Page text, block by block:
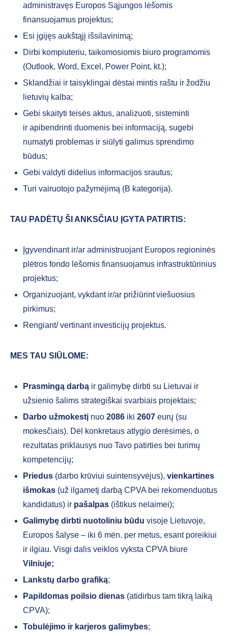
administravęs Europos Sąjungos lėšomis
finansuojamus projektus;
Esi įgijęs aukštąjį išsilavinimą;
Dirbi kompiuteriu, taikomosiomis biuro programomis
(Outlook, Word, Excel, Power Point, kt.);
Sklandžiai ir taisyklingai dėstai mintis raštu ir žodžiu
lietuvių kalba;
Gebi skaityti teisės aktus, analizuoti, sisteminti
ir apibendrinti duomenis bei informaciją, sugebi
numatyti problemas ir siūlyti galimus sprendimo
būdus;
Gebi valdyti didelius informacijos srautus;
Turi vairuotojo pažymėjimą (B kategorija).
TAU PADĖTŲ ŠI ANKSČIAU ĮGYTA PATIRTIS:
Įgyvendinant ir/ar administruojant Europos regioninės
plėtros fondo lėšomis finansuojamus infrastruktūrinius
projektus;
Organizuojant, vykdant ir/ar prižiūrint viešuosius
pirkimus;
Rengiant/ vertinant investicijų projektus.
MES TAU SIŪLOME:
Prasmingą darbą ir galimybę dirbti su Lietuvai ir
užsienio šalims strategiškai svarbiais projektais;
Darbo užmokestį nuo 2086 iki 2607 eurų (su
mokesčiais). Dėl konkretaus atlygio derėsimės, o
rezultatas priklausys nuo Tavo patirties bei turimų
kompetencijų;
Priedus (darbo krūviui suintensyvėjus), vienkartines
išmokas (už ilgametį darbą CPVA bei rekomenduotus
kandidatus) ir pašalpas (ištikus nelaimei);
Galimybę dirbti nuotoliniu būdu visoje Lietuvoje,
Europos šalyse – iki 6 mėn. per metus, esant poreikiui
ir ilgiau. Visgi dalis veiklos vyksta CPVA biure
Vilniuje;
Lankstų darbo grafiką;
Papildomas poilsio dienas (atidirbus tam tikrą laiką
CPVA);
Tobulėjimo ir karjeros galimybes;